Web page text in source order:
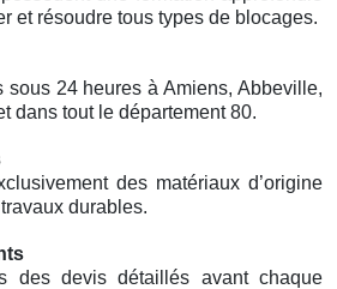
et résoudre tous types de blocages.
sous 24 heures à Amiens, Abbeville,
dans tout le département 80.
des matériaux d’origine
durables.
des devis détaillés avant chaque